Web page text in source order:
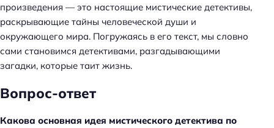
произведения — это настоящие мистические детективы,
раскрывающие тайны человеческой души и
окружающего мира. Погружаясь в его текст, мы словно
сами становимся детективами, разгадывающими
загадки, которые таит жизнь.
Вопрос-ответ
Какова основная идея мистического детектива по